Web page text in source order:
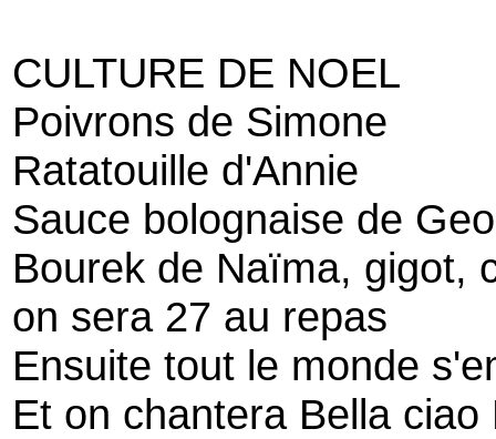
CULTURE DE NOEL
Poivrons de Simone
Ratatouille d'Annie
Sauce bolognaise de
Bourek de Naïma, gigot,
on sera 27 au repas
Ensuite tout le monde
Et on chantera Bella ciao